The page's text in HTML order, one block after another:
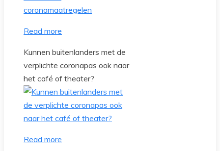
Read more
Kunnen buitenlanders met de
verplichte coronapas ook naar
het café of theater?
Read more